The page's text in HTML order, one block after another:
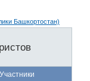
Участники